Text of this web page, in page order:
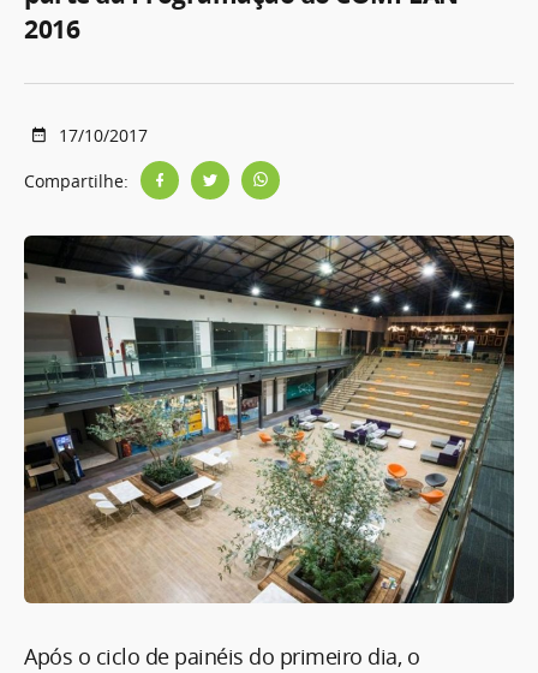
2016
17/10/2017
Compartilhe:
Após o ciclo de painéis do primeiro dia, o